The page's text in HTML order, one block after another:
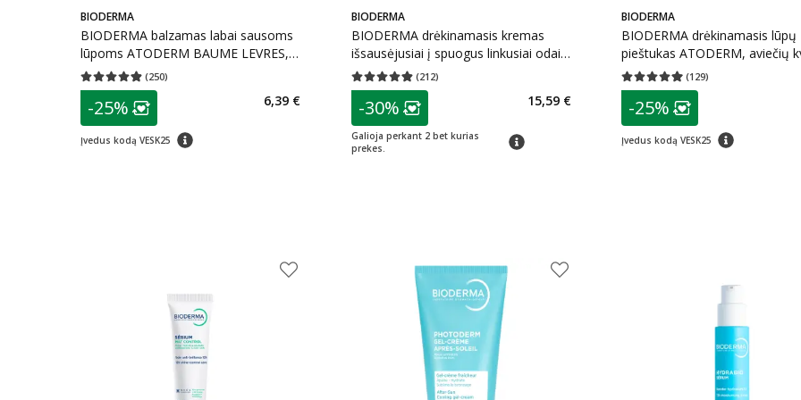
BIODERMA
BIODERMA balzamas labai sausoms
lūpoms ATODERM BAUME LEVRES,
15 ml
(250)
Vidutinis įvertinimas 4.86
patarimas
Lojalumo klubo narių nuolaida:
-25%
Įvedus kodą VESK25 patarimas
6,39 €
BIODERMA
BIODERMA drėkinamasis kremas
išsausėjusiai į spuogus linkusiai odai
Sébium Hydra, 40 ml
(212)
Vidutinis įvertinimas 4.87
patarimas
Lojalumo klubo narių nuolaida:
-30%
Galioja perkant 2 bet kurias
prekes.
patarimas
15,59 €
BIODERMA
BIODERMA drėkinamasis lūpų
pieštukas ATODERM, aviečių
4 g
(129)
Vidutinis įvertinimas 4.93
patarimas
Lojalumo klubo
-25%
Įvedus kodą VESK25 patarimas